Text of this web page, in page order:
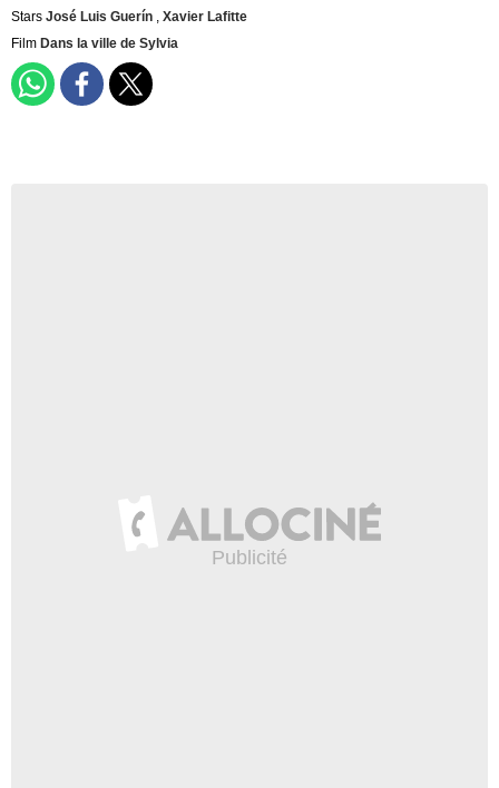
Stars José Luis Guerín , Xavier Lafitte
Film Dans la ville de Sylvia